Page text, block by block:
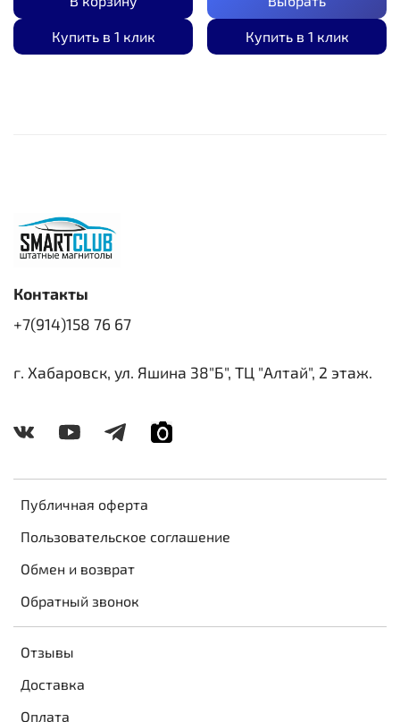
Купить в 1 клик Купить в 1 клик
Публичная оферта
Пользовательское соглашение
Обмен и возврат
Обратный звонок
Отзывы
Доставка
Оплата
Контакты
+7(914)158 76 67
г. Хабаровск, ул. Яшина 38"Б", ТЦ "Алтай", 2 этаж.